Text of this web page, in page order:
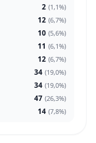
2 (1,1%)
12 (6,7%)
10 (5,6%)
11 (6,1%)
12 (6,7%)
34 (19,0%)
34 (19,0%)
47 (26,3%)
14 (7,8%)